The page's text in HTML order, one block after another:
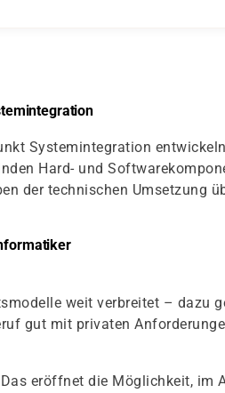
Systemintegration
Hard- und
der technischen Umsetzung
weit verbreitet – dazu
gut mit privaten
eröffnet die Möglichkeit, im